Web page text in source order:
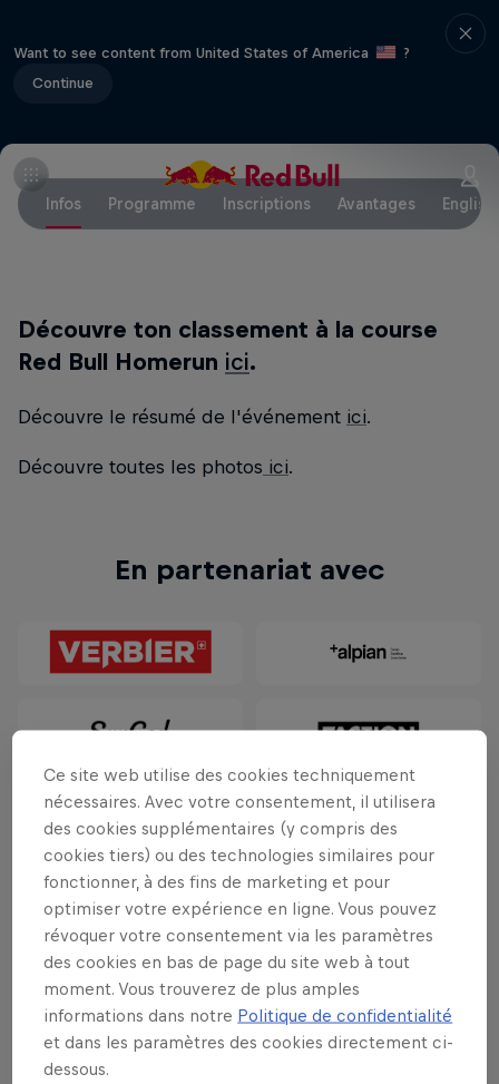
Want to see content from United States of America
?
Continue
Infos Programme Inscriptions Avantages English
Découvre ton classement à la course
Red Bull Homerun ici.
Découvre le résumé de l'événement ici.
Découvre toutes les photos ici.
En partenariat avec
Ce site web utilise des cookies techniquement
nécessaires. Avec votre consentement, il utilisera
des cookies supplémentaires (y compris des
cookies tiers) ou des technologies similaires pour
fonctionner, à des fins de marketing et pour
optimiser votre expérience en ligne. Vous pouvez
révoquer votre consentement via les paramètres
des cookies en bas de page du site web à tout
moment. Vous trouverez de plus amples
informations dans notre Politique de confidentialité
et dans les paramètres des cookies directement ci-
dessous.